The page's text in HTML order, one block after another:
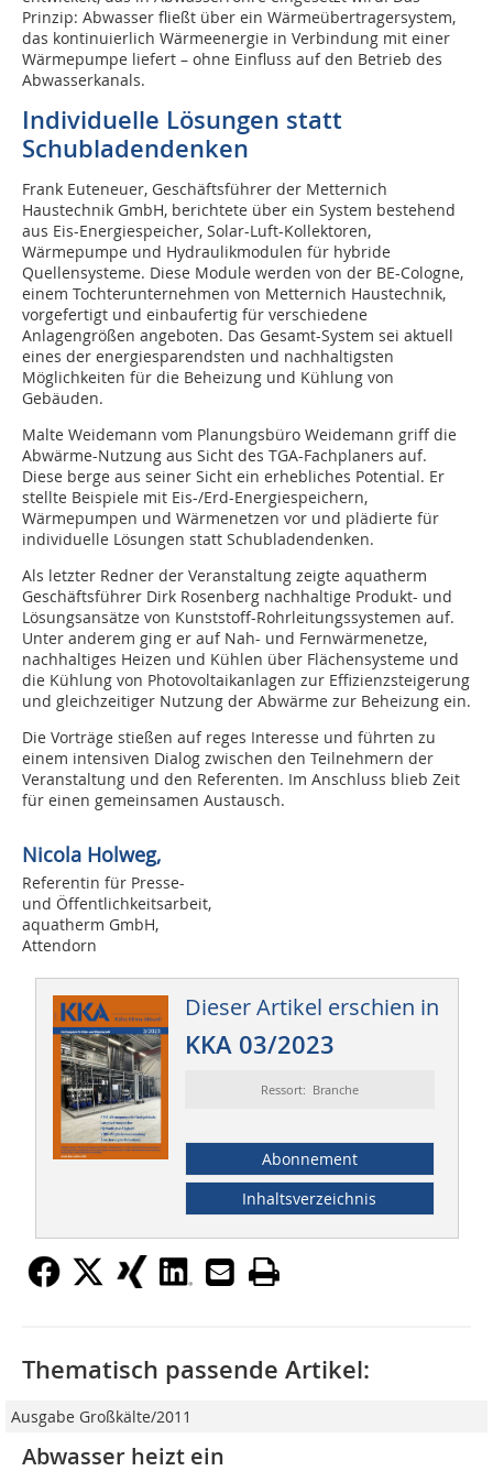
Prinzip: Abwasser fließt über ein Wärmeübertragersystem,
das kontinuierlich Wärmeenergie in Verbindung mit einer
Wärmepumpe liefert – ohne Einfluss auf den Betrieb des
Abwasserkanals.
Individuelle Lösungen statt
Schubladendenken
Frank Euteneuer, Geschäftsführer der Metternich
Haustechnik GmbH, berichtete über ein System bestehend
aus Eis-Energiespeicher, Solar-Luft-Kollektoren,
Wärmepumpe und Hydraulikmodulen für hybride
Quellensysteme. Diese Module werden von der BE-Cologne,
einem Tochterunternehmen von Metternich Haustechnik,
vorgefertigt und einbaufertig für verschiedene
Anlagengrößen angeboten. Das Gesamt-System sei aktuell
eines der energiesparendsten und nachhaltigsten
Möglichkeiten für die Beheizung und Kühlung von
Gebäuden.
Malte Weidemann vom Planungsbüro Weidemann griff die
Abwärme-Nutzung aus Sicht des TGA-Fachplaners auf.
Diese berge aus seiner Sicht ein erhebliches Potential. Er
stellte Beispiele mit Eis-/Erd-Energiespeichern,
Wärmepumpen und Wärmenetzen vor und plädierte für
individuelle Lösungen statt Schubladendenken.
Als letzter Redner der Veranstaltung zeigte aquatherm
Geschäftsführer Dirk Rosenberg nachhaltige Produkt- und
Lösungsansätze von Kunststoff-Rohrleitungssystemen auf.
Unter anderem ging er auf Nah- und Fernwärmenetze,
nachhaltiges Heizen und Kühlen über Flächensysteme und
die Kühlung von Photovoltaikanlagen zur Effizienzsteigerung
und gleichzeitiger Nutzung der Abwärme zur Beheizung ein.
Die Vorträge stießen auf reges Interesse und führten zu
einem intensiven Dialog zwischen den Teilnehmern der
Veranstaltung und den Referenten. Im Anschluss blieb Zeit
für einen gemeinsamen Austausch.
Nicola Holweg,
Referentin für Presse-
und Öffentlichkeitsarbeit,
aquatherm GmbH,
Attendorn
Dieser Artikel erschien in
KKA 03/2023
Ressort: Branche
Abonnement
Inhaltsverzeichnis
Thematisch passende Artikel:
Ausgabe Großkälte/2011
Abwasser heizt ein